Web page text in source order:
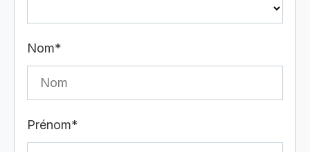
Nom*
Prénom*